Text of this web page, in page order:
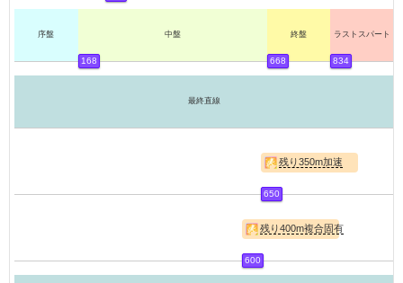
序盤
168
中盤
668
終盤
834
ラストスパート
最終直線
残り350m加速
650
残り400m複合固有
600